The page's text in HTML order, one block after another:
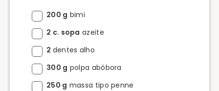
200 g bimi
2 c. sopa azeite
2 dentes alho
300 g polpa abóbora
250 g massa tipo penne